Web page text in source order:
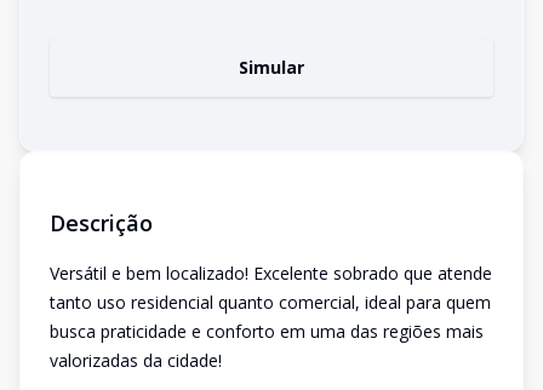
Simular
Descrição
Versátil e bem localizado! Excelente sobrado que atende
tanto uso residencial quanto comercial, ideal para quem
busca praticidade e conforto em uma das regiões mais
valorizadas da cidade!